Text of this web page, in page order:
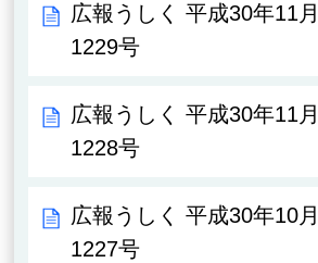
広報うしく 平成30年11
1229号
広報うしく 平成30年11
1228号
広報うしく 平成30年10
1227号